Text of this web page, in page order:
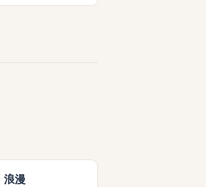
浪漫